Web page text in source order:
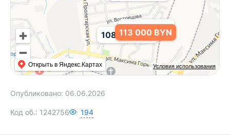
Условия использования
Открыть в Яндекс.Картах
108 277 BYN
79 013 BYN
113 000 BYN
Опубликовано: 06.06.2026
Код об.: 1242756 194